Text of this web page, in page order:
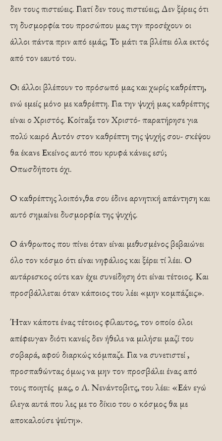
δεν τους πιστεύεις. Γιατί δεν τους πιστεύεις; Δεν ξέρεις ότι
τη δυσμορφία του προσώπου μας την προσέχουν οι
άλλοι πάντα πριν από εμάς; Το μάτι τα βλέπει όλα εκτός
από τον εαυτό του.
Οι άλλοι βλέπουν το πρόσωπό μας και χωρίς καθρέπτη,
ενώ εμείς μόνο με καθρέπτη. Για την ψυχή μας καθρέπτης
είναι ο Χριστός. Κοίταξε τον Χριστό- παρατήρησε για
πολύ καιρό Αυτόν στον καθρέπτη της ψυχής σου- σκέψου
θα έκανε Εκείνος αυτό που κρυφά κάνεις εσύ;
Οπωσδήποτε όχι.
Ο καθρέπτης λοιπόν,θα σου έδινε αρνητική απάντηση και
αυτό σημαίνει δυσμορφία της ψυχής.
Ο άνθρωπος που πίνει όταν είναι μεθυσμένος βεβαιώνει
όλο τον κόσμο ότι είναι νηφάλιος και ξέρει τί λέει. Ο
αυτάρεσκος ούτε καν έχει συνείδηση ότι είναι τέτοιος. Και
προσβάλλεται όταν κάποιος του λέει «μην κομπάζεις».
Ήταν κάποτε ένας τέτοιος φίλαυτος, τον οποίο όλοι
απέφευγαν διότι κανείς δεν ήθελε να μιλήσει μαζί του
σοβαρά, αφού διαρκώς κόμπαζε. Για να συνετιστεί ,
προσπαθώντας όμως να μην τον προσβάλει ένας από
τους ποιητές μας, ο Λ. Νενάντοβιτς, του λέει: «Εάν εγώ
έλεγα αυτά που λες με το δίκιο του ο κόσμος θα με
αποκαλούσε ψεύτη».